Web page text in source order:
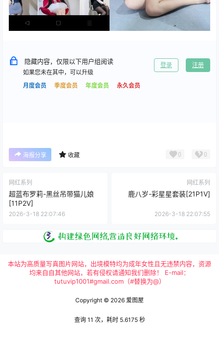
隐藏内容，仅限以下用户组阅读
如果您未在其中，可以升级
月度会员
季度会员 年度会员 永久会员
登录 注册
海报分享 收藏 0 0
网红系列
超蓝布罗莉-黑丝吊带猫儿娘
[11P2V]
2026-3-18 22:07:46
网红系列
鹿八岁-彩星星套装[21P1V]
2026-3-18 22:07:55
本站为高质量写真图片网站，出境模特均为成年女性且无违禁内容，资源
均来自自其他网站，若有侵权请通知我们删除！ E-mail：
tutuvip1001#gmail.com（#替换为@）
Copyright © 2026 爱图屋
查询 11 次，耗时 5.6175 秒